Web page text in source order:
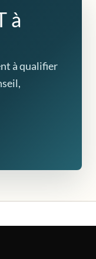
à
à qualifier